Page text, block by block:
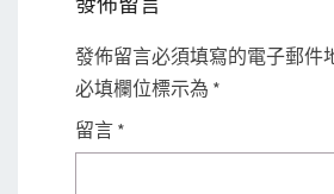
發佈留言必須填寫的電子郵件
必填欄位標示為 *
留言 *